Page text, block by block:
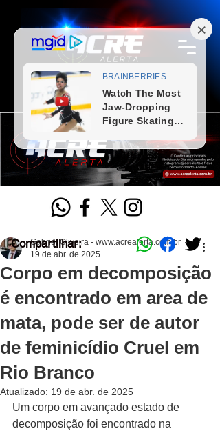
Corpo em decomposição
é encontrado em area de
mata, pode ser de autor
de feminicídio Cruel em
Rio Branco
Gabriel Oliveira - www.acrealerta.com.br
19 de abr. de 2025
Atualizado: 19 de abr. de 2025
Um corpo em avançado estado de
decomposição foi encontrado na
Compartilhar: